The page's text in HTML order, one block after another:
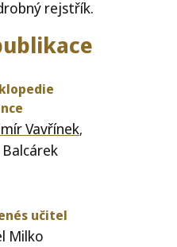
rejstřík.
Vavřínek,
uči­tel
Milko